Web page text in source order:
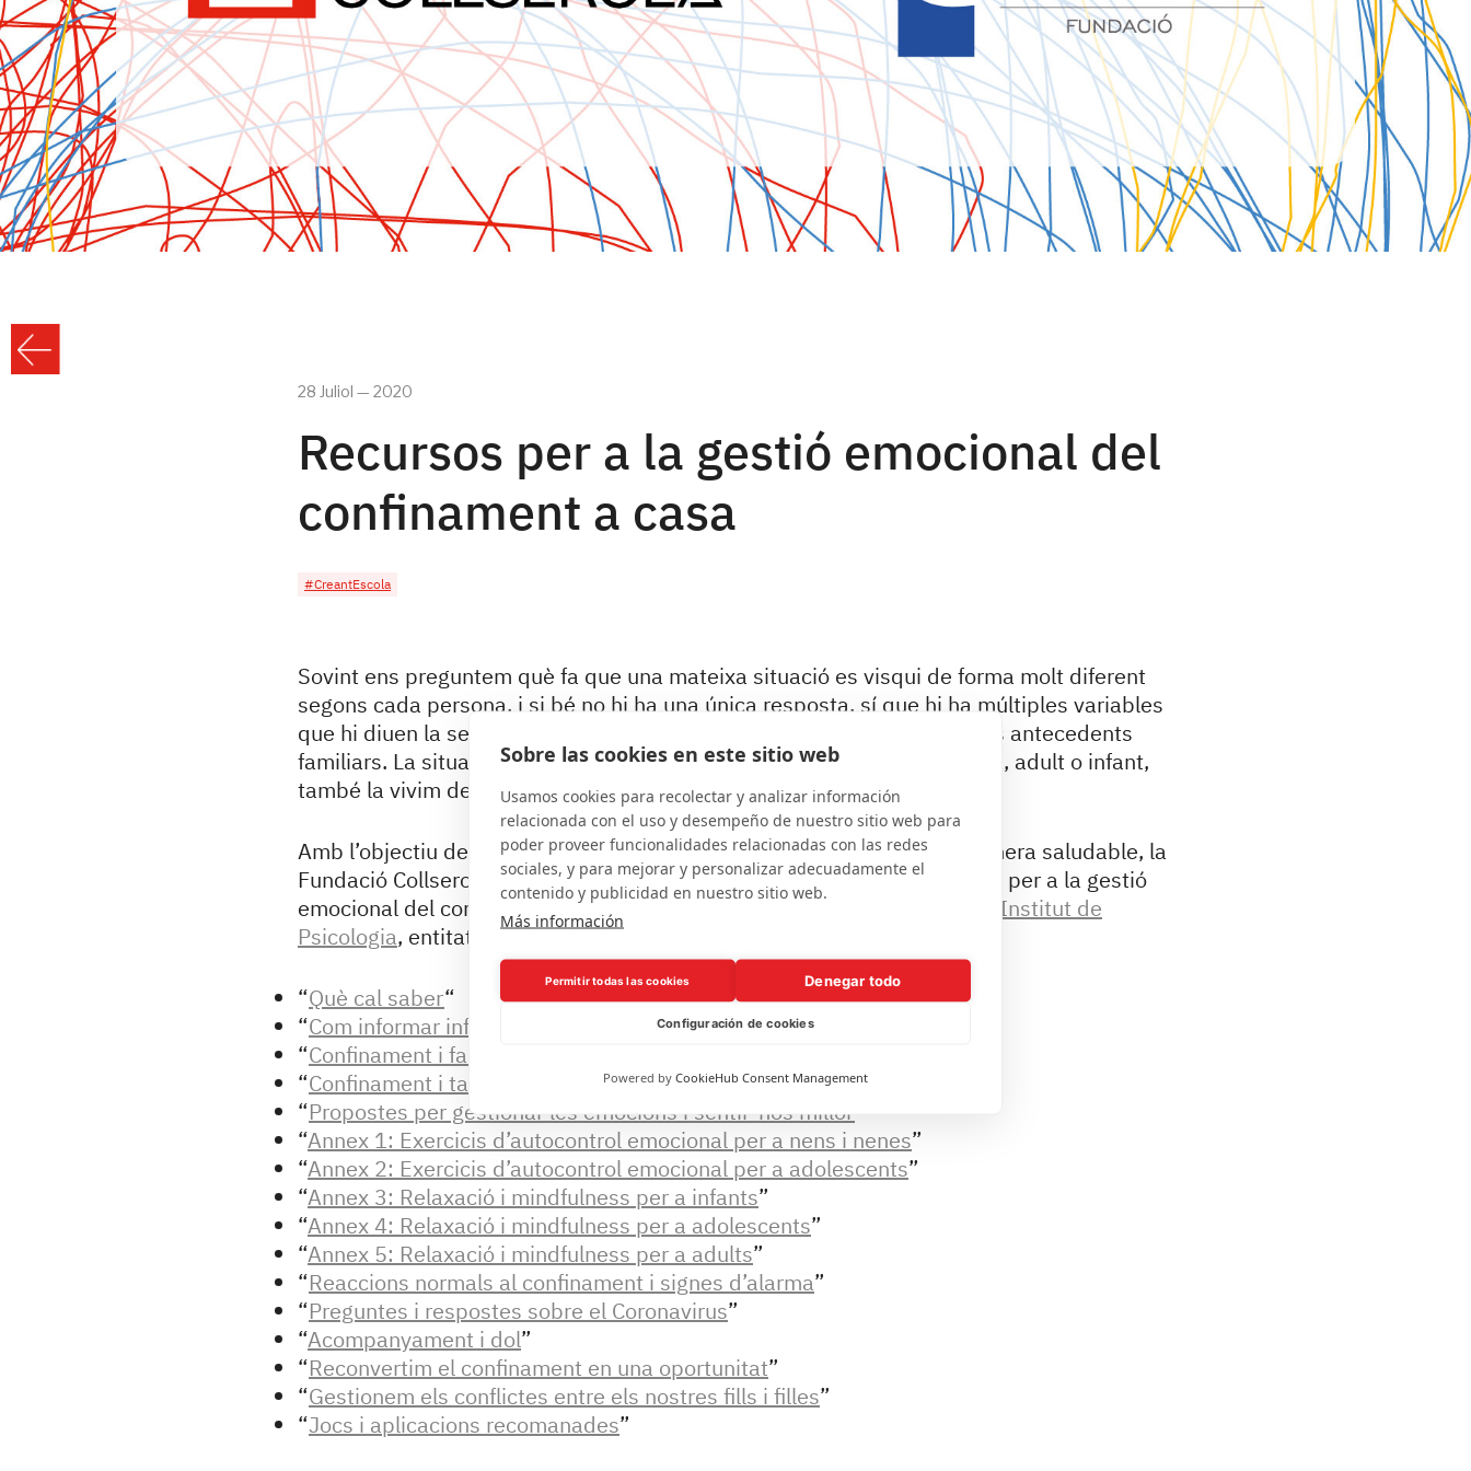
28 Juliol — 2020
Recursos per a la gestió emocional del
confinament a casa
#CreantEscola
Sovint ens preguntem què fa que una mateixa situació es visqui de forma molt diferent
segons cada persona, i si bé no hi ha una única resposta, sí que hi ha múltiples variables
que hi diuen la seva, des de la biologia, la història personal o els nostres antecedents
familiars. La situació de confinament no és una excepció, i cada persona, adult o infant,
també la vivim de forma diferent.
Amb l’objectiu de facilitar recursos per afrontar aquesta situació de manera saludable, la
Fundació Collserola ha compartit amb les famílies la col·lecció Recursos per a la gestió
emocional del confinament a casa. Es tracta d’11 textos elaborats per l’
Institut de
Psicologia, entitat vinculada a la Fundació Collserola:
“Què cal saber“
“Com informar infants i adolescents
“
“Confinament i família
“Confinament i tasques escolars”
“Propostes per gestionar les emocions i sentir-nos millor
“Annex 1: Exercicis d’autocontrol emocional per a nens i nenes”
“Annex 2: Exercicis d’autocontrol emocional per a adolescents”
“Annex 3: Relaxació i mindfulness per a infants”
“Annex 4: Relaxació i mindfulness per a adolescents”
“Annex 5: Relaxació i mindfulness per a adults”
“Reaccions normals al confinament i signes d’alarma”
“Preguntes i respostes sobre el Coronavirus”
“Acompanyament i dol”
“Reconvertim el confinament en una oportunitat”
“Gestionem els conflictes entre els nostres fills i filles”
“Jocs i aplicacions recomanades”
Sobre las cookies en este sitio web
Usamos cookies para recolectar y analizar información
relacionada con el uso y desempeño de nuestro sitio web para
poder proveer funcionalidades relacionadas con las redes
sociales, y para mejorar y personalizar adecuadamente el
contenido y publicidad en nuestro sitio web.
Más información
Permitir todas las cookies Denegar todo
Configuración de cookies
Powered by CookieHub Consent Management